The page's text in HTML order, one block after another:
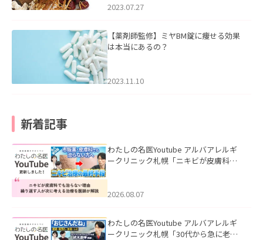
2023.07.27
【薬剤師監修】ミヤBM錠に痩せる効果
は本当にあるの？
2023.11.10
新着記事
わたしの名医Youtube アルバアレルギ
ークリニック札幌「ニキビが皮膚科で
ました。
2026.08.07
わたしの名医Youtube アルバアレルギ
ークリニック札幌「30代から急に老け